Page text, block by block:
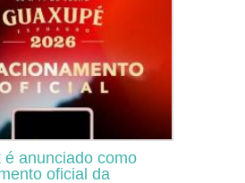
é anunciado como
oficial da